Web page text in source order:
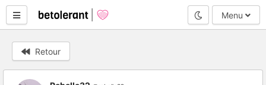
Mode nuit
Menu
Retour